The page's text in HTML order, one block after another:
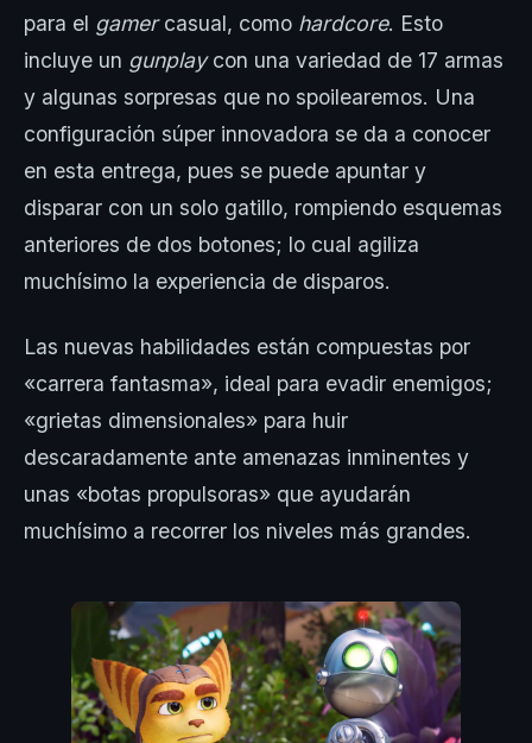
para el gamercasual, como hardcore. Esto
incluye un gunplaycon una variedad de 17 armas
y algunas sorpresas que no spoilearemos. Una
configuración súper innovadora se da a conocer
en esta entrega, pues se puede apuntar y
disparar con un solo gatillo, rompiendo esquemas
anteriores de dos botones; lo cual agiliza
muchísimo la experiencia de disparos.
Las nuevas habilidades están compuestas por
«carrera fantasma», ideal para evadir enemigos;
«grietas dimensionales» para huir
descaradamente ante amenazas inminentes y
unas «botas propulsoras» que ayudarán
muchísimo a recorrer los niveles más grandes.